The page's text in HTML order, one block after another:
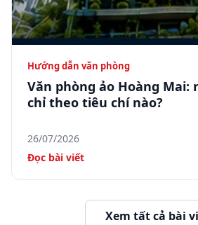
Hướng dẫn văn phòng
Văn phòng ảo Hoàng Mai:
chỉ theo tiêu chí nào?
26/07/2026
Đọc bài viết
Xem tất cả bài